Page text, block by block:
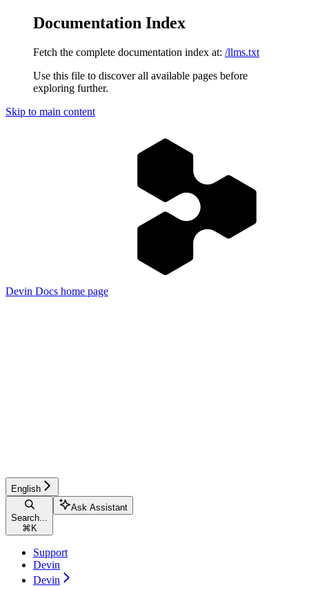
Documentation Index
Fetch the complete documentation index at: /llms.txt
Use this file to discover all available pages before
exploring further.
Skip to main content
Devin Docs home page
English
Search...
⌘ K
Ask Assistant
Support
Devin
Devin